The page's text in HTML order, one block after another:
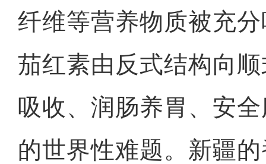
纤维等营养物质被充
茄红素由反式结构向
吸收、润肠养胃、安
的世界性难题。新疆